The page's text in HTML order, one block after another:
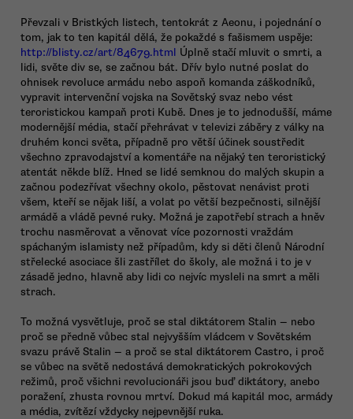
Převzali v Bristkých listech, tentokrát z Aeonu, i pojednání o
tom, jak to ten kapitál dělá, že pokaždé s fašismem uspěje:
http://blisty.cz/art/84679.html Úplně stačí mluvit o smrti, a
lidi, světe div se, se začnou bát. Dřív bylo nutné poslat do
ohnisek revoluce armádu nebo aspoň komanda záškodníků,
vypravit intervenční vojska na Sovětský svaz nebo vést
teroristickou kampaň proti Kubě. Dnes je to jednodušší, máme
modernější média, stačí přehrávat v televizi záběry z války na
druhém konci světa, případně pro větší účinek soustředit
všechno zpravodajství a komentáře na nějaký ten teroristický
atentát někde blíž. Hned se lidé semknou do malých skupin a
začnou podezřívat všechny okolo, pěstovat nenávist proti
všem, kteří se nějak liší, a volat po větší bezpečnosti, silnější
armádě a vládě pevné ruky. Možná je zapotřebí strach a hněv
trochu nasměrovat a věnovat více pozornosti vraždám
spáchaným islamisty než případům, kdy si děti členů Národní
střelecké asociace šli zastřílet do školy, ale možná i to je v
zásadě jedno, hlavně aby lidi co nejvíc mysleli na smrt a měli
strach.
To možná vysvětluje, proč se stal diktátorem Stalin — nebo
proč se předně vůbec stal nejvyšším vládcem v Sovětském
svazu právě Stalin — a proč se stal diktátorem Castro, i proč
se vůbec na světě nedostává demokratických pokrokových
režimů, proč všichni revolucionáři jsou buď diktátory, anebo
poražení, zhusta rovnou mrtví. Dokud má kapitál moc, armády
a média, zvítězí vždycky nejpevnější ruka.